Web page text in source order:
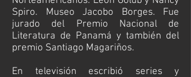
Spiro. Museo Jacobo Borges. Fue
jurado del Premio Nacional de
Literatura de Panamá y también del
premio Santiago Magariños.
En televisión escribió series y